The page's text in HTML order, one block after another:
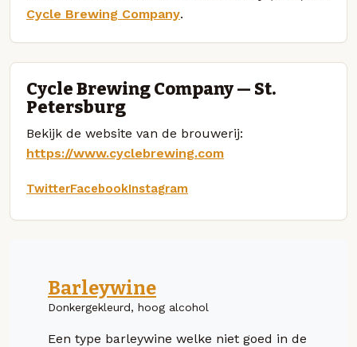
Cycle Brewing Company.
Cycle Brewing Company — St.
Petersburg
Bekijk de website van de brouwerij:
https://www.cyclebrewing.com
TwitterFacebookInstagram
Barleywine
Donkergekleurd, hoog alcohol
Een type barleywine welke niet goed in de